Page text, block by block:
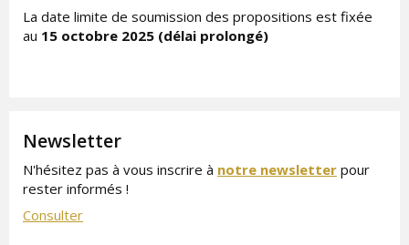
La date limite de soumission des propositions est fixée
au 15 octobre 2025 (délai prolongé)
Newsletter
N'hésitez pas à vous inscrire à notre newsletter pour
rester informés !
Consulter